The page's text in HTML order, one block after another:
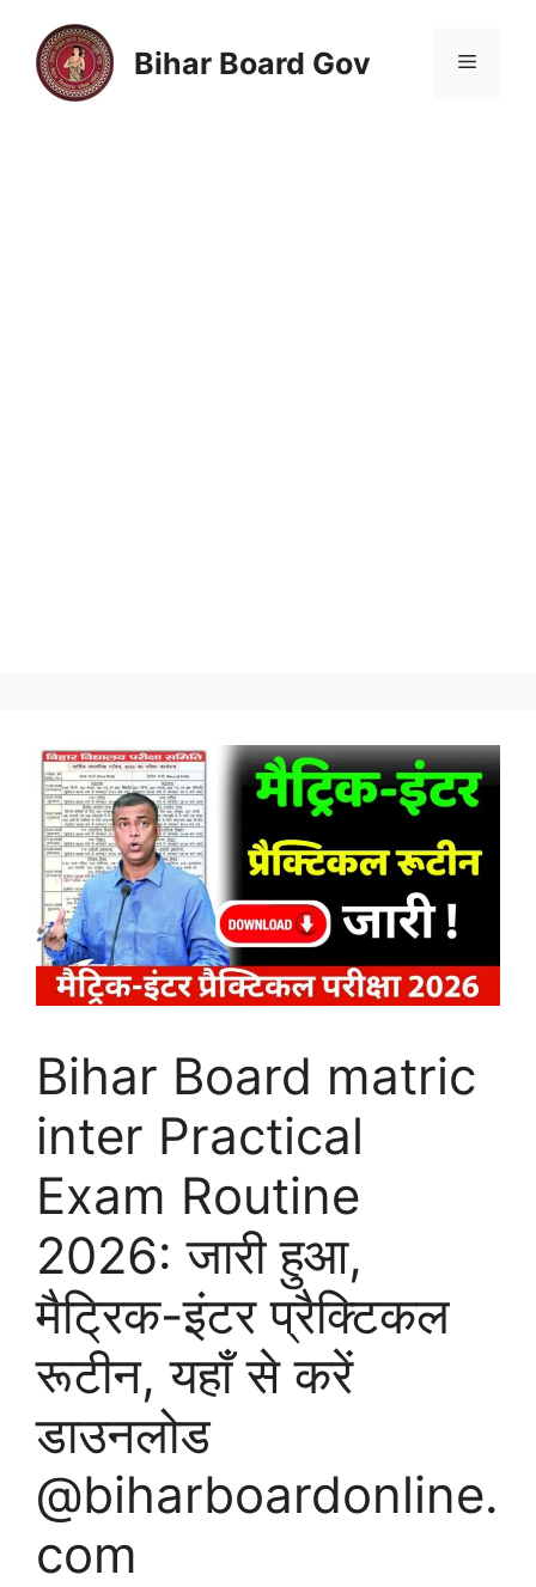
content
Bihar Board Gov Menu
Bihar Board matric
inter Practical
Exam Routine
2026: जारी हुआ,
मैट्रिक-इंटर प्रैक्टिकल
रूटीन, यहाँ से करें
डाउनलोड
@biharboardonline.
com